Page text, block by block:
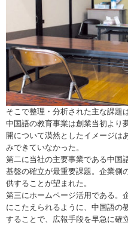
そこで整理・分析された主な課題
中国語の教育事業は創業当初より
開について漠然としたイメージは
みできていなかった。
第二に当社の主要事業である中国
基盤の確立が最重要課題。企業側
供することが望まれた。
第三にホームページ活用である。
にこたえられるように、中国語の
することで、広報手段を早急に確